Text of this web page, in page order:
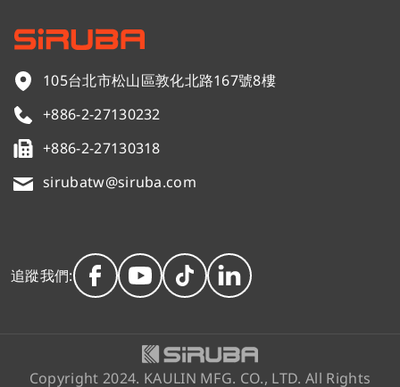
105台北市松山區敦化北路167號8樓
+886-2-27130232
+886-2-27130318
sirubatw@siruba.com
追蹤我們:
Copyright 2024. KAULIN MFG. CO., LTD. All Rights